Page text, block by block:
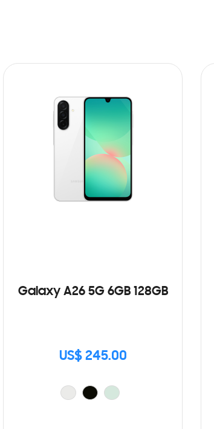
Galaxy A26 5G 6GB 128GB
US$ 245.00